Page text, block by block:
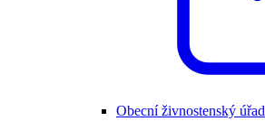
Obecní živnostenský úřad